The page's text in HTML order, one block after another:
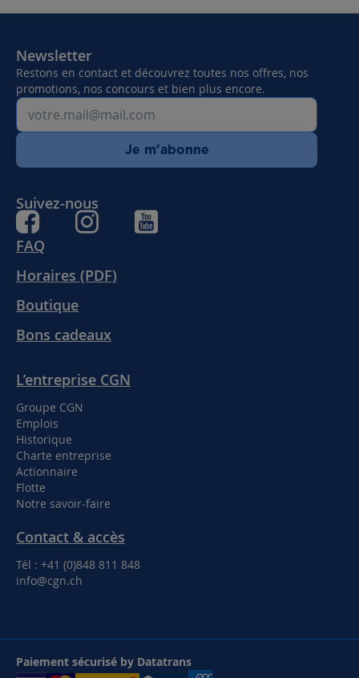
FAQ
Horaires (PDF)
Boutique
Bons cadeaux
L’entreprise CGN
Groupe CGN
Emplois
Historique
Charte entreprise
Actionnaire
Flotte
Notre savoir-faire
Contact & accès
Tél : +41 (0)848 811 848
info@cgn.ch
Newsletter
Restons en contact et découvrez toutes nos offres, nos
promotions, nos concours et bien plus encore.
Je m’abonne
Suivez-nous
Paiement sécurisé by Datatrans